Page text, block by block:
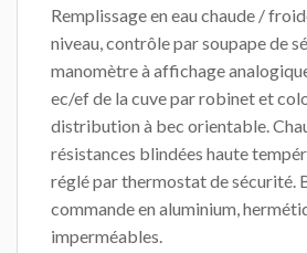
Remplissage en eau chaude /
niveau, contrôle par soupape de
manomètre à affichage
ec/ef de la cuve par robinet et
distribution à bec orientable.
résistances blindées haute
réglé par thermostat de sécurité.
commande en aluminium,
imperméables.